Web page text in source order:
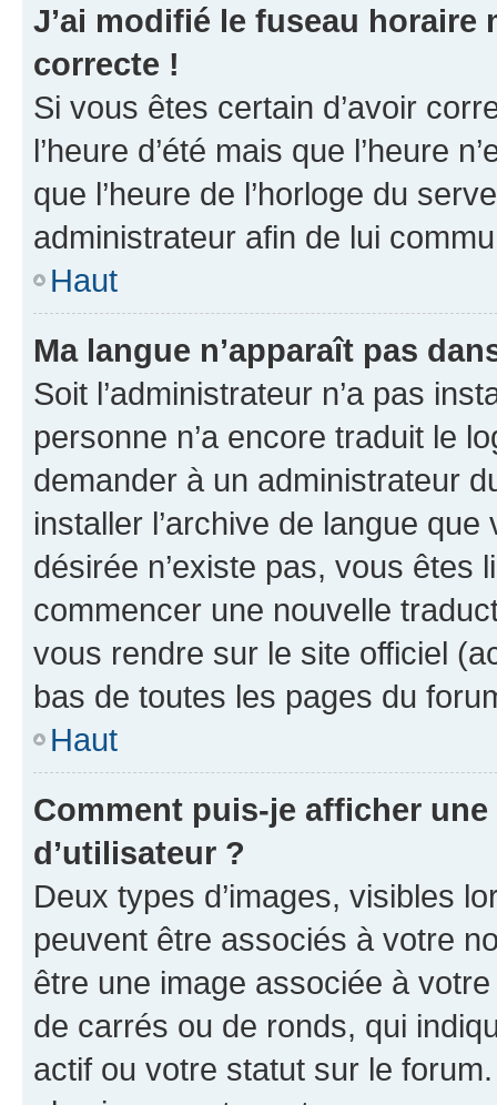
J’ai modifié le fuseau horaire
correcte !
Si vous êtes certain d’avoir
l’heure d’été mais que l’heure
que l’heure de l’horloge du
administrateur afin de lui
Haut
Ma langue n’apparaît pas
Soit l’administrateur n’a pas
personne n’a encore traduit le
demander à un administrateur
installer l’archive de langue
désirée n’existe pas, vous êtes
commencer une nouvelle
vous rendre sur le site officiel
bas de toutes les pages du
Haut
Comment puis-je afficher
d’utilisateur ?
Deux types d’images, visibles
peuvent être associés à votre
être une image associée à
de carrés ou de ronds, qui
actif ou votre statut sur le